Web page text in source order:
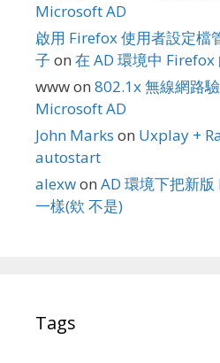
Microsoft AD
啟用 Firefox 使用者設定檔
子 on 在 AD 環境中 Firefox
wwwon 802.1x 無線網路
Microsoft AD
John Marks on Uxplay +
autostart
alexwon AD 環境下把新
一樣(欸 不是)
Tags